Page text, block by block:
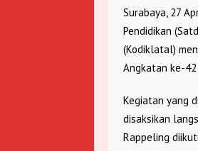
Surabaya, 27
Pendidikan
(Kodiklatal)
Angkatan ke-42
Kegiatan yang
disaksikan
Rappeling